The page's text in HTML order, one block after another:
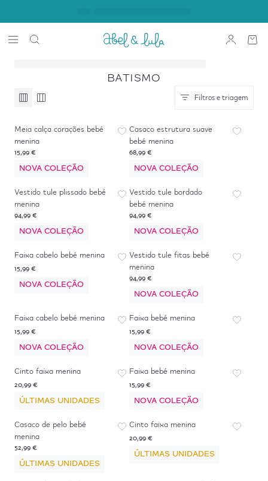
BATISMO
Filtros e triagem
Meia calça corações bebé
menina
15,99 €
NOVA COLEÇÃO
Casaco estrutura suave
bebé menina
68,99 €
NOVA COLEÇÃO
Vestido tule plissado bebé
menina
94,99 €
NOVA COLEÇÃO
Vestido tule bordado
bebé menina
94,99 €
NOVA COLEÇÃO
Faixa cabelo bebé menina
15,99 €
NOVA COLEÇÃO
Vestido tule fitas bebé
menina
94,99 €
NOVA COLEÇÃO
Faixa cabelo bebé menina
15,99 €
NOVA COLEÇÃO
Faixa bebé menina
15,99 €
NOVA COLEÇÃO
Cinto faixa menina
20,99 €
ÚLTIMAS UNIDADES
Faixa bebé menina
15,99 €
NOVA COLEÇÃO
Casaco de pelo bebé
menina
52,99 €
ÚLTIMAS UNIDADES
Cinto faixa menina
20,99 €
ÚLTIMAS UNIDADES